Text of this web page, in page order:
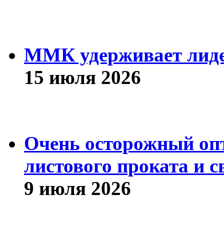
ММК удерживает
15 июля 2026
Очень осторожный
листового проката и
9 июля 2026